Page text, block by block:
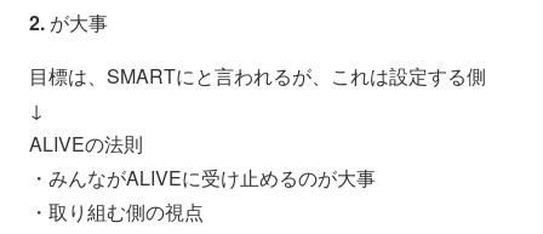
2. が大事
目標は、SMARTにと言われるが、これは設定する側
↓
ALIVEの法則
・みんながALIVEに受け止めるのが大事
・取り組む側の視点